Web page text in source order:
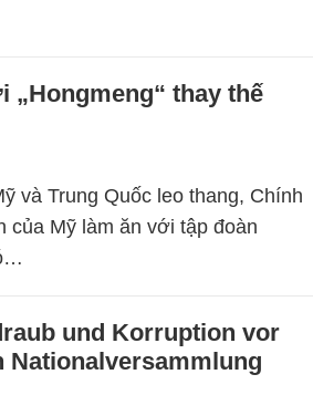
„Hongmeng“ thay thế
và Trung Quốc leo thang, Chính
của Mỹ làm ăn với tập đoàn
und Korruption vor
Nationalversammlung